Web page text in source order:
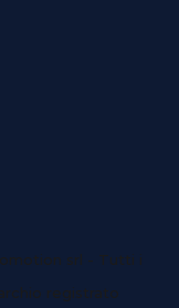
srl - Tutti i
registrato